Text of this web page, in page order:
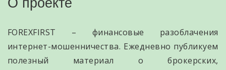
FOREXFIRST – финансовые разоблачения
интернет-мошенничества. Ежедневно публикуем
полезный материал о брокерских,